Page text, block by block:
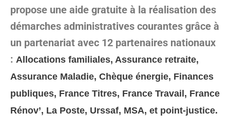
propose une aide gratuite à la réalisation des
démarches administratives courantes grâce à
un partenariat avec 12 partenaires nationaux
: Allocations familiales, Assurance retraite,
Assurance Maladie, Chèque énergie, Finances
publiques, France Titres, France Travail, France
Rénov’, La Poste, Urssaf, MSA, et point-justice.